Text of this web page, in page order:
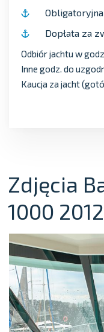
Dopłata za
Odbiór jachtu w
Inne godz. do
Kaucja za jacht
Zdjęcia
1000 2012